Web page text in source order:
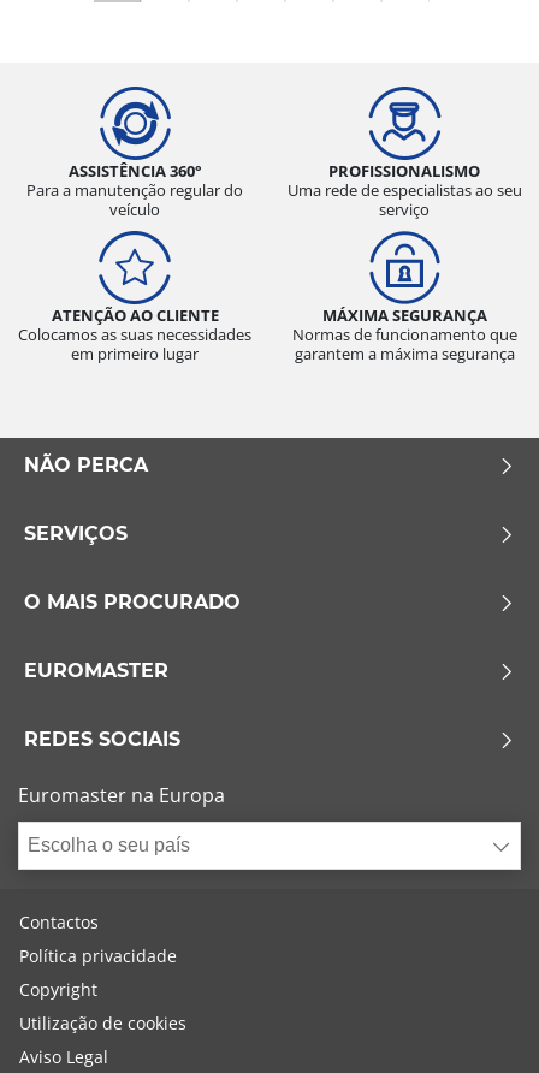
ASSISTÊNCIA 360°
Para a manutenção regular do
veículo
PROFISSIONALISMO
Uma rede de especialistas ao seu
serviço
ATENÇÃO AO CLIENTE
Colocamos as suas necessidades
em primeiro lugar
MÁXIMA SEGURANÇA
Normas de funcionamento que
garantem a máxima segurança
NÃO PERCA
SERVIÇOS
O MAIS PROCURADO
EUROMASTER
REDES SOCIAIS
Euromaster na Europa
Escolha o seu país
Contactos
Política privacidade
Copyright
Utilização de cookies
Aviso Legal